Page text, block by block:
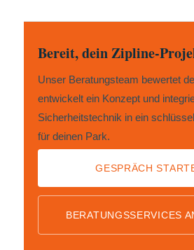
Bereit, dein Zipline-
Unser Beratungsteam bewertet
entwickelt ein Konzept und
Sicherheitstechnik in ein
für deinen Park.
GESPRÄCH
BERATUNGSSERVICES